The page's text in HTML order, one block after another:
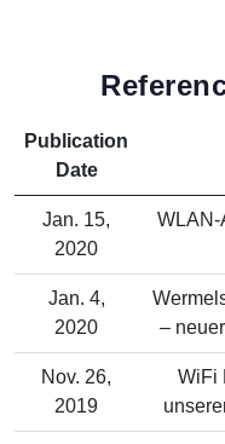
Publication
Date
Jan. 15,
2020
WLAN-
Jan. 4,
2020
–
Nov. 26,
2019
WiFi